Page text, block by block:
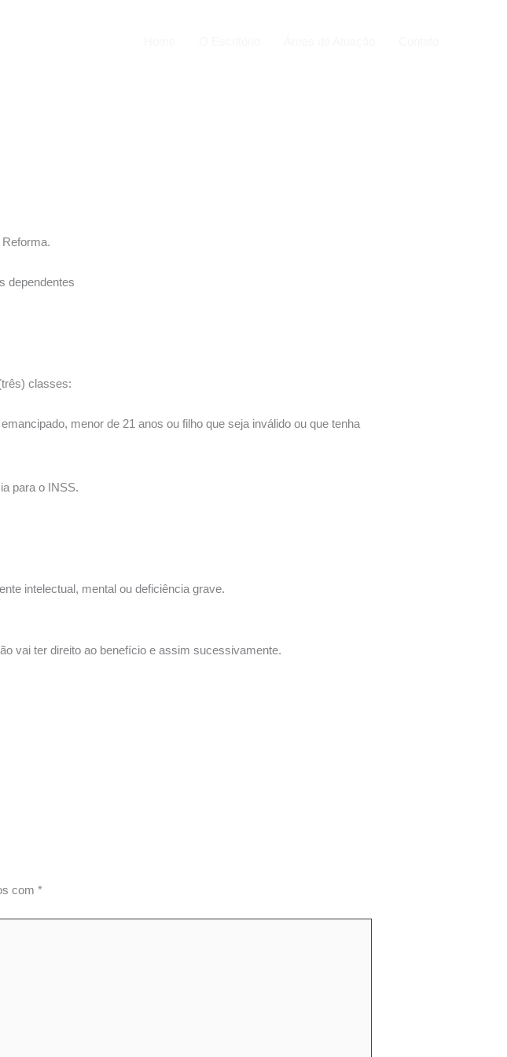
dependentes
classes:
menor de 21 anos ou filho que seja inválido ou que tenha
para o INSS.
intelectual, mental ou deficiência grave.
vai ter direito ao benefício e assim sucessivamente.
com*